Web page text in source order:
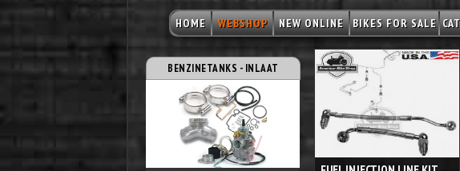
HOME WEBSHOP NEW ONLINE BIKES FOR SALE
BENZINETANKS - INLAAT